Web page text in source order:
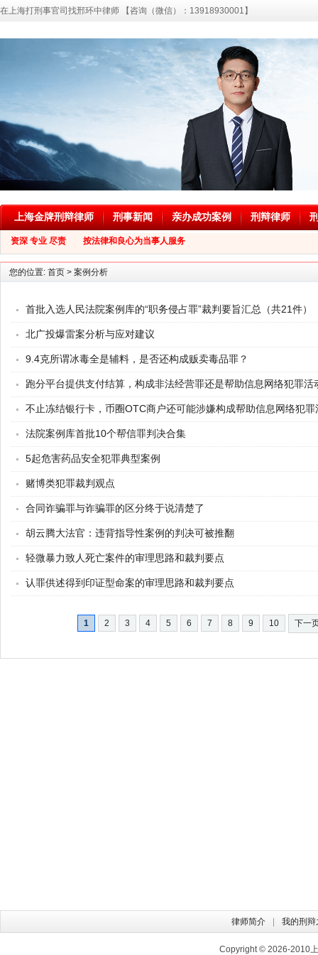
在上海打刑事官司找邢环中律师 【咨询（微信）：13918930001】
上海金牌刑辩律师 刑事新闻 亲办成功案例 刑辩律师
资深 专业 尽责 按法律和良心为当事人服务
您的位置: 首页 > 案例分析
首批入选人民法院案例库的“职务侵占罪”裁判要旨汇总（共21件）
北广投爆雷案分析与应对建议
9.4克所谓冰毒全是辅料，是否还构成贩卖毒品罪？
跑分平台提供支付结算，构成非法经营罪还是帮助信息网络犯罪活
不止冻结银行卡，币圈OTC商户还可能涉嫌构成帮助信息网络犯罪
法院案例库首批10个帮信罪判决合集
5起危害药品安全犯罪典型案例
赌博类犯罪裁判观点
合同诈骗罪与诈骗罪的区分终于说清楚了
胡云腾大法官：违背指导性案例的判决可被推翻
轻微暴力致人死亡案件的审理思路和裁判要点
认罪供述得到印证型命案的审理思路和裁判要点
1 2 3 4 5 6 7 8 9 10 下一
律师简介 我的刑辩
Copyright © 2026-2010